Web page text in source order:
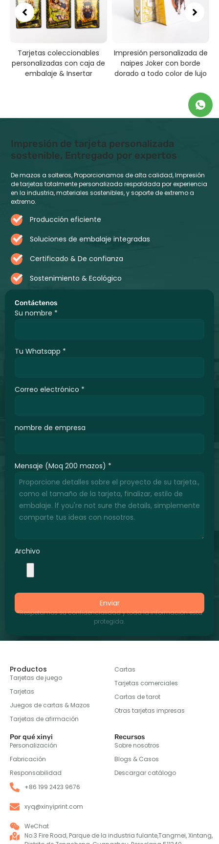
Tarjetas coleccionables
personalizadas con caja de
embalaje & Insertar
Impresión personalizada de
naipes Joker con borde
dorado a todo color de lujo
Contáctenos
Su nombre *
Tu Whatsapp *
Correo electrónico *
nombre de empresa
Mensaje (Moq 200 mazos) *
Archivo
Enviar
*Respetamos su confidencialidad y toda la información está
protegida.
Impresión de tarjeta personalizada
sostenible, Entregado por expertos
De mazos a solteros, Proporcionamos de alta calidad, Impresión
de tarjetas totalmente personalizada respaldada por experiencia
en la industria, materiales sostenibles, y soporte de extremo a
extremo.
Producción eficiente
Soluciones de embalaje integradas
Certificado & De confianza
Sostenimiento & Ecológico
Productos
Tarjetas de juego
Tarjetas
Juegos de cartas & Mazos
Tarjetas de afirmación
Cartas
Tarjetas comerciales
Cartas de tarot
Otras tarjetas impresas
Por qué xinyi
Personalización
Fabricación
Responsabilidad
Recursos
Sobre nosotros
Blogs & Casos
Descargar catálogo
+86 199 2423 9676
xyq@xinyiprint.com
WeChat
No.3 Fire Road, Parque de la industria fulante,Tangmei, Xintang,